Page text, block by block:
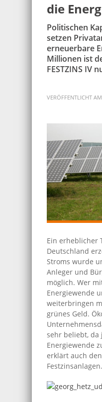
die
Politischen
setzen
erneuerbare
Millionen ist
FESTZINS IV
VERÖFFENTLICHT AM
Ein erheblicher
Deutschland
Stroms wurde
Anleger und
möglich. Wer
Energiewende
weiterbringen
grünes Geld.
sehr beliebt, da
Energiewende
erklärt auch
Festzinsanlagen.